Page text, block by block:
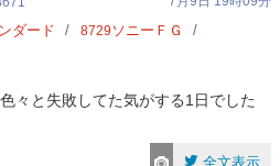
ダード 8729 ソニーＦＧ
々と失敗してた気がする1日でした
全文表示